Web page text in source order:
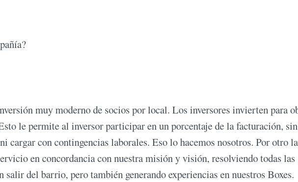
muy moderno de socios por local. Los inversores invierten para
le permite al inversor participar en un porcentaje de la facturación, sin
cargar con contingencias laborales. Eso lo hacemos nosotros. Por otro
en concordancia con nuestra misión y visión, resolviendo todas las
del barrio, pero también generando experiencias en nuestros Boxes.